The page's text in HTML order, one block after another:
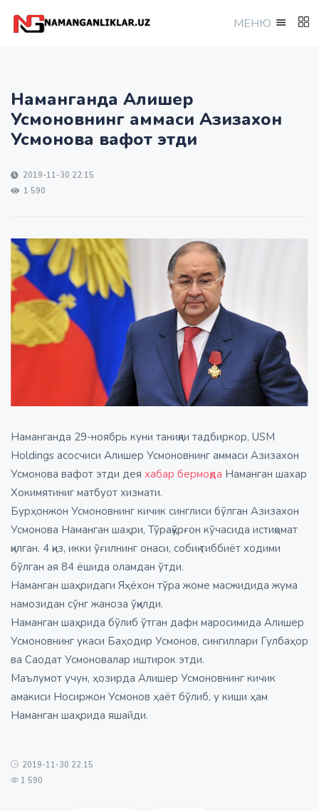
МEНЮ
Наманганда Алишер
Усмоновнинг аммаси Азизахон
Усмонова вафот этди
2019-11-30 22:15
1 590
Наманганда 29-ноябрь куни таниқли тадбиркор, USM
Holdings асосчиси Алишер Усмоновнинг аммаси Азизахон
Усмонова вафот этди дея хабар бермоқда Наманган шахар
Хокимятиниг матбуот хизмати.
Бурҳонжон Усмоновнинг кичик синглиси бўлган Азизахон
Усмонова Наманган шаҳри, Тўрақўрғон кўчасида истиқомат
қилган. 4 қиз, икки ўғилнинг онаси, собиқ тиббиёт ходими
бўлган ая 84 ёшида оламдан ўтди.
Наманган шаҳридаги Яҳёхон тўра жоме масжидида жума
намозидан сўнг жаноза ўқилди.
Наманган шаҳрида бўлиб ўтган дафн маросимида Алишер
Усмоновнинг укаси Баҳодир Усмонов, сингиллари Гулбаҳор
ва Саодат Усмоновалар иштирок этди.
Маълумот учун, ҳозирда Алишер Усмоновнинг кичик
амакиси Носиржон Усмонов ҳаёт бўлиб, у киши ҳам
Наманган шаҳрида яшайди.
2019-11-30 22:15
1 590